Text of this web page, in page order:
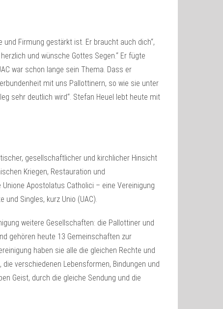
Firmung gestärkt ist. Er braucht auch dich“,
und wünsche Gottes Segen.“ Er fügte
war schon lange sein Thema. Dass er
mit uns Pallottinern, so wie sie unter
sehr deutlich wird“. Stefan Heuel lebt heute mit
gesellschaftlicher und kirchlicher Hinsicht
Kriegen, Restauration und
Apostolatus Catholici – eine Vereinigung
und Singles, kurz Unio (UAC).
weitere Gesellschaften: die Pallottiner und
gehören heute 13 Gemeinschaften zur
haben sie alle die gleichen Rechte und
verschiedenen Lebensformen, Bindungen und
Geist, durch die gleiche Sendung und die